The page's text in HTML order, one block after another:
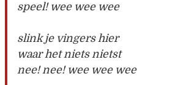
speel! wee wee wee
slink je vingers hier
waar het niets nietst
nee! nee! wee wee wee